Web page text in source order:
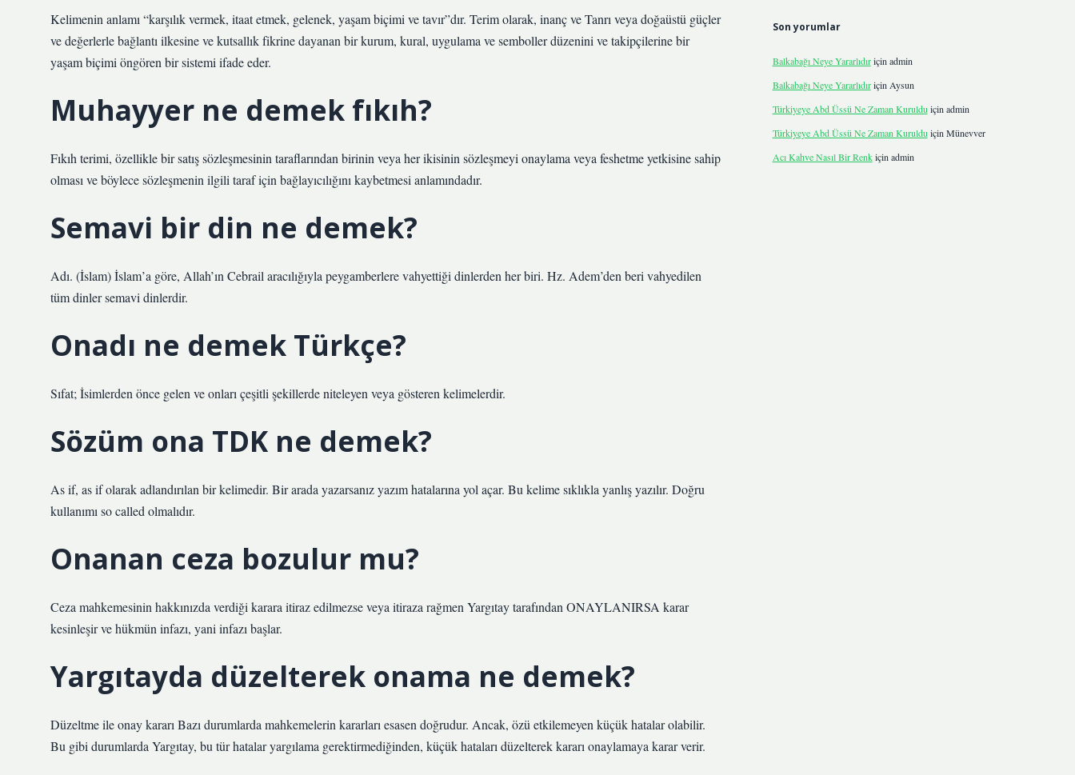
Kelimenin anlamı “karşılık vermek, itaat etmek, gelenek, yaşam biçimi ve tavır”dır. Terim olarak, inanç ve Tanrı veya doğaüstü güçler
ve değerlerle bağlantı ilkesine ve kutsallık fikrine dayanan bir kurum, kural, uygulama ve semboller düzenini ve takipçilerine bir
yaşam biçimi öngören bir sistemi ifade eder.
Muhayyer ne demek fıkıh?
Fıkıh terimi, özellikle bir satış sözleşmesinin taraflarından birinin veya her ikisinin sözleşmeyi onaylama veya feshetme yetkisine sahip
olması ve böylece sözleşmenin ilgili taraf için bağlayıcılığını kaybetmesi anlamındadır.
Semavi bir din ne demek?
Adı. (İslam) İslam’a göre, Allah’ın Cebrail aracılığıyla peygamberlere vahyettiği dinlerden her biri. Hz. Adem’den beri vahyedilen
tüm dinler semavi dinlerdir.
Onadı ne demek Türkçe?
Sıfat; İsimlerden önce gelen ve onları çeşitli şekillerde niteleyen veya gösteren kelimelerdir.
Sözüm ona TDK ne demek?
As if, as if olarak adlandırılan bir kelimedir. Bir arada yazarsanız yazım hatalarına yol açar. Bu kelime sıklıkla yanlış yazılır. Doğru
kullanımı so called olmalıdır.
Onanan ceza bozulur mu?
Ceza mahkemesinin hakkınızda verdiği karara itiraz edilmezse veya itiraza rağmen Yargıtay tarafından ONAYLANIRSA karar
kesinleşir ve hükmün infazı, yani infazı başlar.
Yargıtayda düzelterek onama ne demek?
Düzeltme ile onay kararı Bazı durumlarda mahkemelerin kararları esasen doğrudur. Ancak, özü etkilemeyen küçük hatalar olabilir.
Bu gibi durumlarda Yargıtay, bu tür hatalar yargılama gerektirmediğinden, küçük hataları düzelterek kararı onaylamaya karar verir.
Son yorumlar
Balkabağı Neye Yararlıdıriçin admin
Balkabağı Neye Yararlıdıriçin Aysun
Türkiyeye Abd Üssü Ne Zaman Kuruldu için admin
Türkiyeye Abd Üssü Ne Zaman Kuruldu için Münevver
Acı Kahve Nasıl Bir Renkiçin admin